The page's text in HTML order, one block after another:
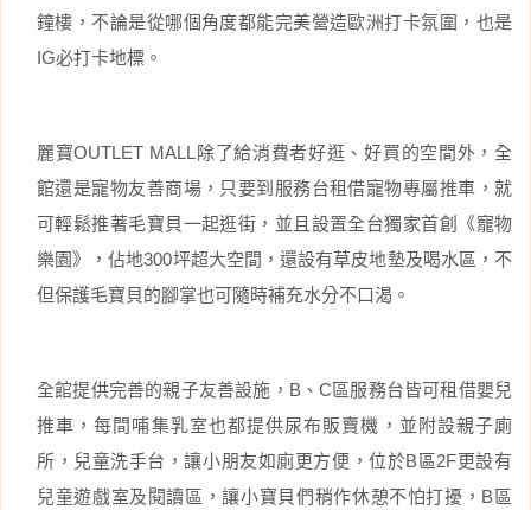
鐘樓，不論是從哪個角度都能完美營造歐洲打卡氛圍，也是
IG必打卡地標。
麗寶OUTLET MALL除了給消費者好逛、好買的空間外，全
館還是寵物友善商場，只要到服務台租借寵物專屬推車，就
可輕鬆推著毛寶貝一起逛街，並且設置全台獨家首創《寵物
樂園》，佔地300坪超大空間，還設有草皮地墊及喝水區，不
但保護毛寶貝的腳掌也可隨時補充水分不口渴。
全館提供完善的親子友善設施，B、C區服務台皆可租借嬰兒
推車，每間哺集乳室也都提供尿布販賣機，並附設親子廁
所，兒童洗手台，讓小朋友如廁更方便，位於B區2F更設有
兒童遊戲室及閱讀區，讓小寶貝們稍作休憩不怕打擾，B區